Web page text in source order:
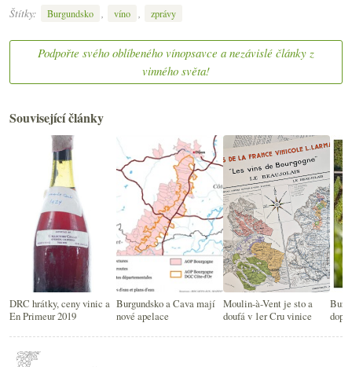
Štítky:
Burgundsko , víno , zprávy
Podpořte svého oblíbeného vínopsavce a nezávislé články z
vinného světa!
Související články
DRC hrátky, ceny vinic a
En Primeur 2019
Burgundsko a Cava mají
nové apelace
Moulin-à-Vent je sto a
doufá v 1er Cru vinice